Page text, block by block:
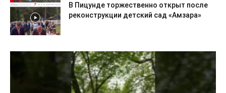
В Пицунде торжественно открыт после
реконструкции детский сад «Амзара»